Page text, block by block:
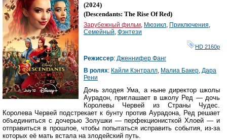
(2024)
(Descendants: The Rise Of Red)
Зарубежный фильм Мюзикл Приключения
Семейный Фэнтези
HD 2160р
Режиссер: Дженнифер Фанг
В ролях: Кайли Кэнтралл Малиа Бакер Дара
Рени
Дочь злодея Ума, а ныне директор школы
Аурадон, приглашает в школу Ред — дочь
Королевы Червей из Страны Чудес.
Королева Червей подстрекает к бунту против Аурадона, Ред решает
объединиться с дочерью Золушки — перфекционисткой Хлоей — и
отправиться в прошлое, чтобы попытаться исправить события, из-за
которых её мать встала на злодейский путь.